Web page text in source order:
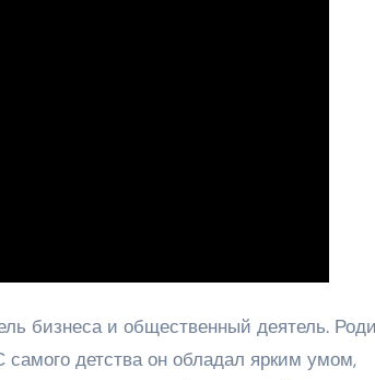
бизнеса и общественный деятель.
детства он обладал ярким умом,